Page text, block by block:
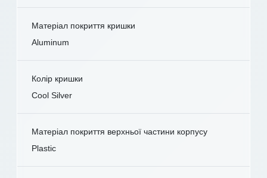
Матеріал покриття кришки
Aluminum
Колір кришки
Cool Silver
Матеріал покриття верхньої частини корпусу
Plastic